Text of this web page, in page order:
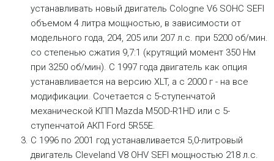
устанавливать новый двигатель Cologne V6 SOHC SEFI
объемом 4 литра мощностью, в зависимости от
модельного года, 204, 205 или 207 л.с. при 5200 об/мин.
со степенью сжатия 9,7:1 (крутящий момент 350 Нм
при 3250 об/мин). С 1997 года двигатель как опция
устанавливается на версию XLT, а с 2000 г - на все
модификации. Сочетается с 5-ступенчатой
механической КПП Mazda M5OD-R1HD или с 5-
ступенчатой АКП Ford 5R55E.
С 1996 по 2001 год устанавливается 5,0-литровый
двигатель Cleveland V8 OHV SEFI мощностью 218 л.с.